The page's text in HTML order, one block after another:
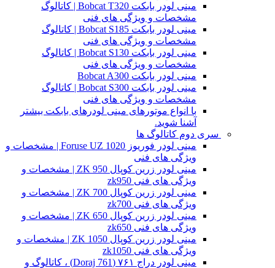
مینی لودر بابکت Bobcat T320 | کاتالوگ
مشخصات و ویژگی های فنی
مینی لودر بابکت Bobcat S185 | کاتالوگ
مشخصات و ویژگی های فنی
مینی لودر بابکت Bobcat S130 | کاتالوگ
مشخصات و ویژگی های فنی
مینی لودر بابکت Bobcat A300
مینی لودر بابکت Bobcat S300 | کاتالوگ
مشخصات و ویژگی های فنی
با انواع موتورهای مینی لودرهای بابکت بیشتر
آشنا شوید.
سری دوم کاتالوگ ها
مینی لودر فوریوز Foruse UZ 1020 | مشخصات و
ویژگی های فنی
مینی لودر زرین کوپال ZK 950 | مشخصات و
ویژگی های فنی zk950
مینی لودر زرین کوپال ZK 700 | مشخصات و
ویژگی های فنی zk700
مینی لودر زرین کوپال ZK 650 | مشخصات و
ویژگی های فنی zk650
مینی لودر زرین کوپال ZK 1050 | مشخصات و
ویژگی های فنی zk1050
مینی لودر دراج ۷۶۱ (Doraj 761) ، کاتالوگ و